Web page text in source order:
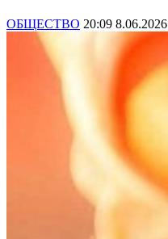
ОБЩЕСТВО 20:09 8.06.2026